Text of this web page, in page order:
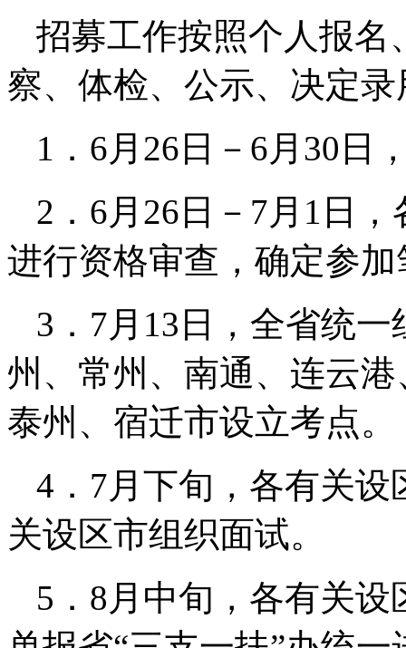
招募工作按照个人报名
察、体检、公示、决定
1．6月26日－6月30日
2．6月26日－7月1日
进行资格审查，确定参
3．7月13日，全省统
州、常州、南通、连云
泰州、宿迁市设立考点。
4．7月下旬，各有关
关设区市组织面试。
5．8月中旬，各有关